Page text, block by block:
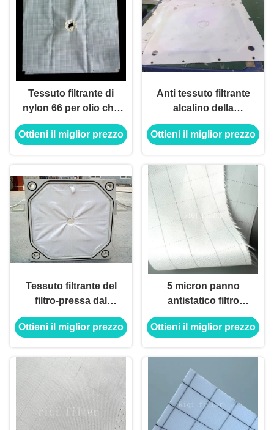
Tessuto filtrante di
nylon 66 per olio che
raffina permeabilità
all'aria 400
Ottieni il miglior prezzo
Anti tessuto filtrante
alcalino della
poliammide per la
piastrina e la struttura
Ottieni il miglior prezzo
Tessuto filtrante del
filtro-pressa dal
monofilamento, tessuto
del filtro dal
multifilamento
Ottieni il miglior prezzo
5 micron panno
antistatico filtro
65L/M2/S per lo
stoccaggio di silos di
espanso
Ottieni il miglior prezzo